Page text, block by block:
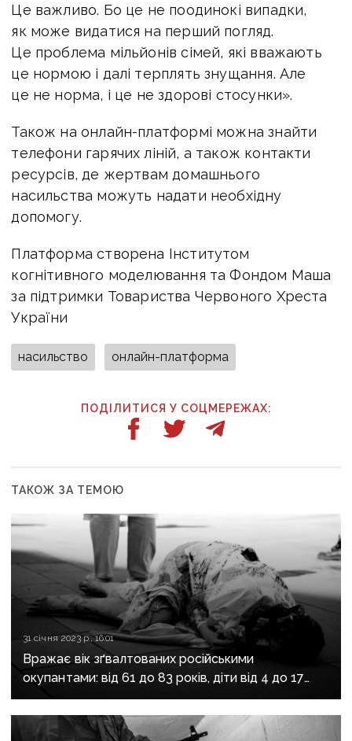
Це важливо. Бо це не поодинокі випадки,
як може видатися на перший погляд.
Це проблема мільйонів сімей, які вважають
це нормою і далі терплять знущання. Але
це не норма, і це не здорові стосунки».
Також на онлайн-платформі можна знайти
телефони гарячих ліній, а також контакти
ресурсів, де жертвам домашнього
насильства можуть надати необхідну
допомогу.
Платформа створена Інститутом
когнітивного моделювання та Фондом Маша
за підтримки Товариства Червоного Хреста
України
насильство онлайн-платформа
ПОДІЛИТИСЯ У СОЦМЕРЕЖАХ:
ТАКОЖ ЗА ТЕМОЮ
31 січня 2023 р., 16:01
Вражає вік зґвалтованих російськими
окупантами: від 61 до 83 років, діти від 4 до 17
років